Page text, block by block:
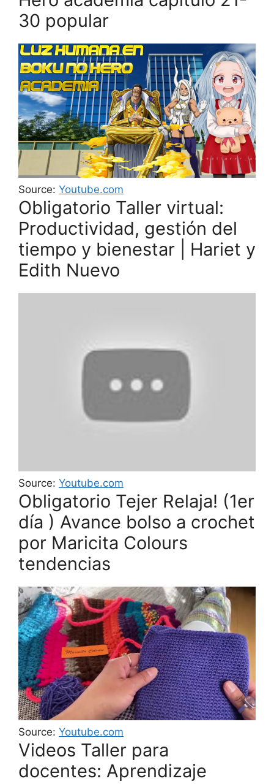
30 popular
Source: Youtube.com
Obligatorio Taller virtual:
Productividad, gestión del
tiempo y bienestar | Hariet y
Edith Nuevo
Source: Youtube.com
Obligatorio Tejer Relaja! (1er
día ) Avance bolso a crochet
por Maricita Colours
tendencias
Source: Youtube.com
Videos Taller para
docentes: Aprendizaje